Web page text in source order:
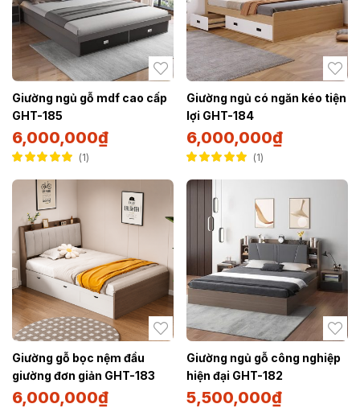
Giường ngủ gỗ mdf cao cấp
GHT-185
6,000,000₫
5.005 sao
1
Giường ngủ có ngăn kéo tiện
lợi GHT-184
6,000,000₫
5.005 sao
1
Giường gỗ bọc nệm đầu
giường đơn giản GHT-183
6,000,000₫
Giường ngủ gỗ công nghiệp
hiện đại GHT-182
5,500,000₫